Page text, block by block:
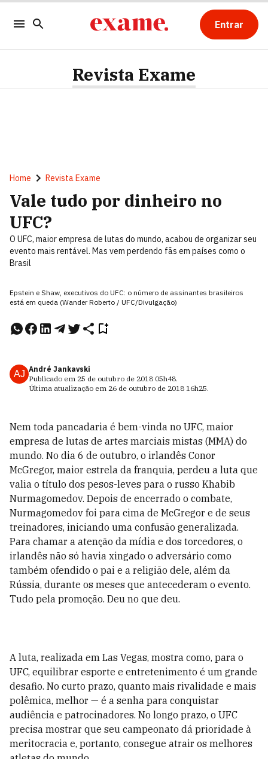
Entrar
Revista Exame
Home Revista Exame
Vale tudo por dinheiro no
UFC?
O UFC, maior empresa de lutas do mundo, acabou de organizar seu
evento mais rentável. Mas vem perdendo fãs em países como o
Brasil
Epstein e Shaw, executivos do UFC: o número de assinantes brasileiros
está em queda (Wander Roberto / UFC/Divulgação)
AJ André Jankavski
Publicado em 25 de outubro de 2018 05h48.
Última atualização em 26 de outubro de 2018 16h25.
Nem toda pancadaria é bem-vinda no UFC, maior
empresa de lutas de artes marciais mistas (MMA) do
mundo. No dia 6 de outubro, o irlandês Conor
McGregor, maior estrela da franquia, perdeu a luta que
valia o título dos pesos-leves para o russo Khabib
Nurmagomedov. Depois de encerrado o combate,
Nurmagomedov foi para cima de McGregor e de seus
treinadores, iniciando uma confusão generalizada.
Para chamar a atenção da mídia e dos torcedores, o
irlandês não só havia xingado o adversário como
também ofendido o pai e a religião dele, além da
Rússia, durante os meses que antecederam o evento.
Tudo pela promoção. Deu no que deu.
A luta, realizada em Las Vegas, mostra como, para o
UFC, equilibrar esporte e entretenimento é um grande
desafio. No curto prazo, quanto mais rivalidade e mais
polêmica, melhor — é a senha para conquistar
audiência e patrocinadores. No longo prazo, o UFC
precisa mostrar que seu campeonato dá prioridade à
meritocracia e, portanto, consegue atrair os melhores